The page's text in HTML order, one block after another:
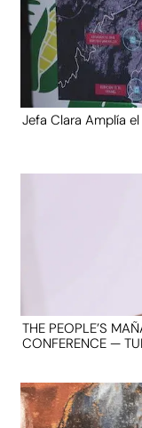
Jefa Clara Amplía
THE PEOPLE’S
CONFERENCE —